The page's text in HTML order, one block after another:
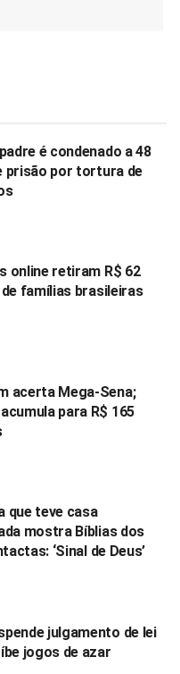
é condenado a 48
prisão por tortura de
online retiram R$ 62
de famílias brasileiras
acerta Mega-Sena;
para R$ 165
que teve casa
mostra Bíblias dos
‘Sinal de Deus’
julgamento de lei
jogos de azar